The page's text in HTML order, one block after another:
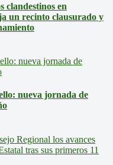
clandestinos en
un recinto clausurado y
nueva jornada de